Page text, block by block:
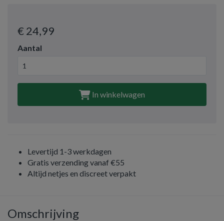
€ 24,99
Aantal
In winkelwagen
Levertijd 1-3 werkdagen
Gratis verzending vanaf €55
Altijd netjes en discreet verpakt
Omschrijving